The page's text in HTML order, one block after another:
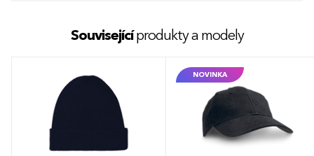
Souvisejícíprodukty a modely
NOVINKA